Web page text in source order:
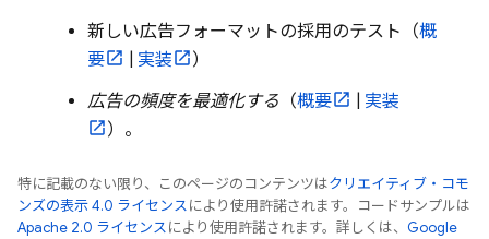
新しい広告フォーマットの採用のテスト（概
要
実装
）
広告の頻度を最適化する （概要
実装
）。
特に記載のない限り、このページのコンテンツはクリエイティブ・コモ
ンズの表示 4.0 ライセンスにより使用許諾されます。コードサンプルは
Apache 2.0 ライセンスにより使用許諾されます。詳しくは、 Google